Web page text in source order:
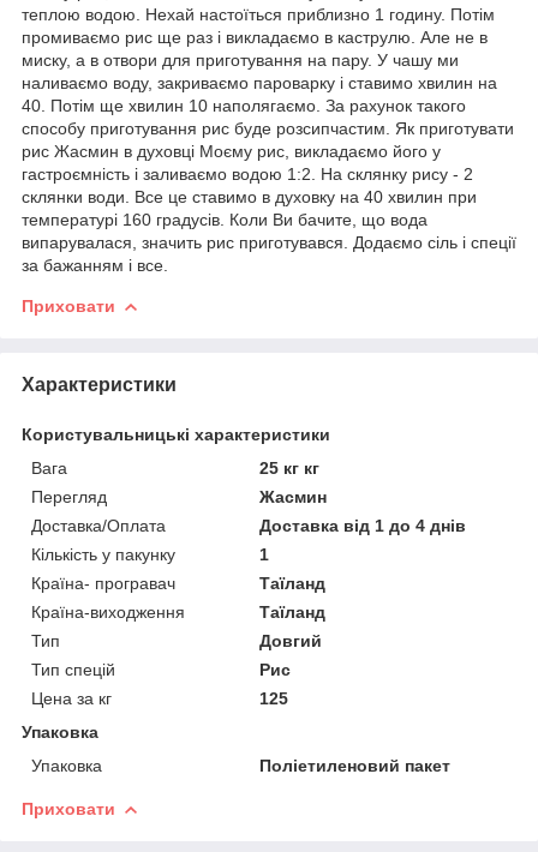
теплою водою. Нехай настоїться приблизно 1 годину. Потім
промиваємо рис ще раз і викладаємо в каструлю. Але не в
миску, а в отвори для приготування на пару. У чашу ми
наливаємо воду, закриваємо пароварку і ставимо хвилин на
40. Потім ще хвилин 10 наполягаємо. За рахунок такого
способу приготування рис буде розсипчастим. Як приготувати
рис Жасмин в духовці Моєму рис, викладаємо його у
гастроємність і заливаємо водою 1:2. На склянку рису - 2
склянки води. Все це ставимо в духовку на 40 хвилин при
температурі 160 градусів. Коли Ви бачите, що вода
випарувалася, значить рис приготувався. Додаємо сіль і спеції
за бажанням і все.
Приховати
Характеристики
Користувальницькі характеристики
Вага
25 кг кг
Перегляд
Жасмин
Доставка/Оплата
Доставка від 1 до 4 днів
Кількість у пакунку
1
Країна- програвач
Таїланд
Країна-виходження
Таїланд
Тип
Довгий
Тип спецій
Рис
Цена за кг
125
Упаковка
Упаковка
Поліетиленовий пакет
Приховати